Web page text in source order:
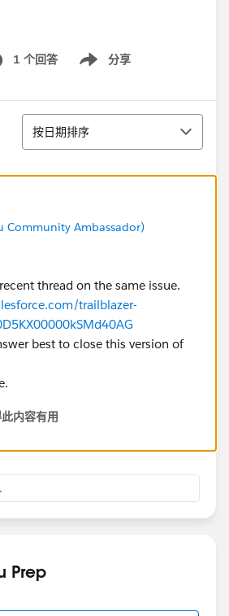
APIコネクタが廃止されると
うか？
1 个回答 分享
Show menu
排序
按日期排序
Community Ambassador)
thread on the same issue.
trailblazer-
best to close this version of
内容有用
Prep